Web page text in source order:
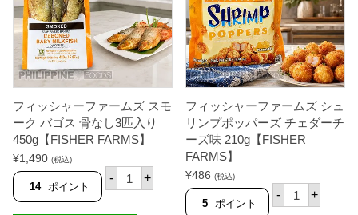
フィッシャーファームズ スモ
ーク バゴス 骨なし3匹入り
450g【FISHER FARMS】
¥1,490 (税込)
14 ポイント
- フ
ィ
+
フィッシャーファームズ シュ
リンプポッパーズ チェダーチ
ーズ味 210g【FISHER
FARMS】
¥486 (税込)
5 ポイント
- フ
ィ
+